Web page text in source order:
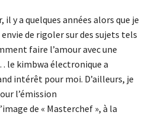
il y a quelques années alors que je
envie de rigoler sur des sujets tels
faire l’amour avec une
le kimbwa électronique a
intérêt pour moi. D’ailleurs, je
l’émission
de « Masterchef », à la